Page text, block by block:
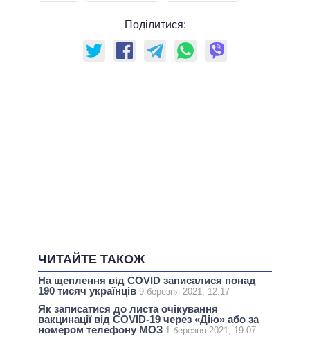
Поділитися:
ЧИТАЙТЕ ТАКОЖ
На щеплення від COVID записалися понад
190 тисяч українців 9 березня 2021, 12:17
Як записатися до листа очікування
вакцинації від COVID-19 через «Дію» або за
номером телефону МОЗ 1 березня 2021, 19:07